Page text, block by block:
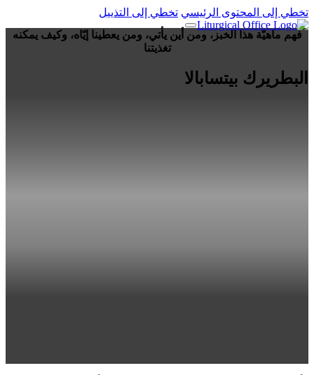
تخطي إلى المحتوى الرئيسي تخطي إلى التذييل
فهم ماهيّة هذا الخبز، ومن أين يأتي، ومن يعطينا إيّاه، وكيف يمكنه
تغذيتنا
البطريرك بيتسابالا